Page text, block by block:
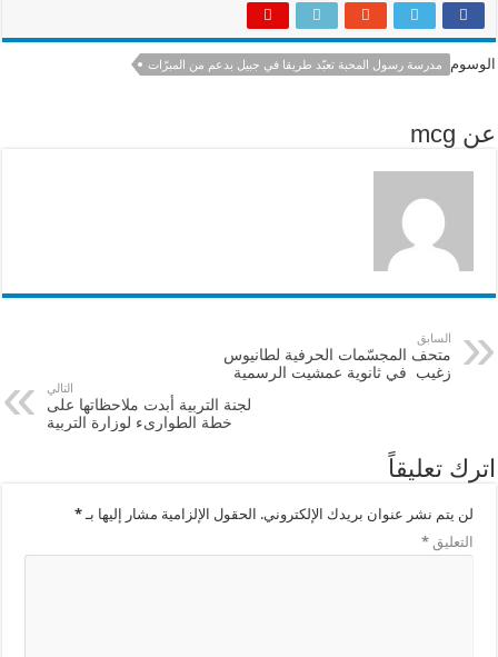
e
b
o
k
ai
l
at
sA
ar
e
الوسوم مدرسة رسول المحبة تعبّد طريقا في جبيل بدعم من المبرّات
عن mcg
السابق
متحف المجسّمات الحرفية لطانيوس
زغيب في ثانوية عمشيت الرسمية
التالي
لجنة التربية أبدت ملاحظاتها على
خطة الطوارىء لوزارة التربية
اترك تعليقاً
لن يتم نشر عنوان بريدك الإلكتروني. الحقول الإلزامية مشار إليها بـ*
التعليق*